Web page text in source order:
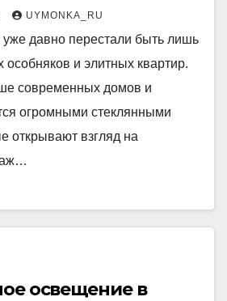
UYMONKA_RU
давно перестали быть лишь
особняков и элитных квартир.
современных домов и
огромными стеклянными
открывают взгляд на
освещение в